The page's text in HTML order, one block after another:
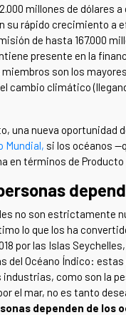
millones de dólares
su rápido crecimiento a
de hasta 167.000
presente en la
son los
cambio climático
una nueva oportunidad
Mundial, si los océanos
en términos de
no son estrictamente
lo que los ha
por las Islas
del Océano Índico:
como son la
el mar, no es tanto
dependen de los